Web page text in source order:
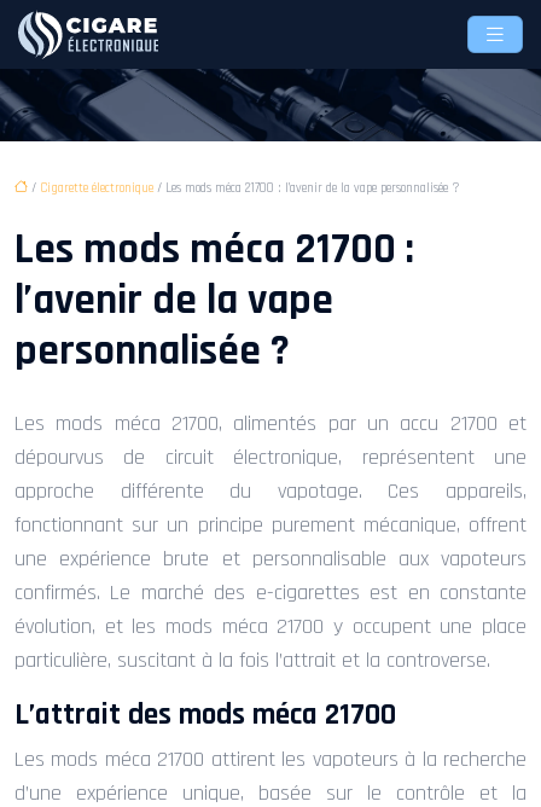
/ Cigarette électronique / Les mods méca 21700 : l’avenir de la vape personnalisée ?
Les mods méca 21700 :
l’avenir de la vape
personnalisée ?
Les mods méca 21700, alimentés par un accu 21700 et
dépourvus de circuit électronique, représentent une
approche différente du vapotage. Ces appareils,
fonctionnant sur un principe purement mécanique, offrent
une expérience brute et personnalisable aux vapoteurs
confirmés. Le marché des e-cigarettes est en constante
évolution, et les mods méca 21700 y occupent une place
particulière, suscitant à la fois l’attrait et la controverse.
L’attrait des mods méca 21700
Les mods méca 21700 attirent les vapoteurs à la recherche
d’une expérience unique, basée sur le contrôle et la